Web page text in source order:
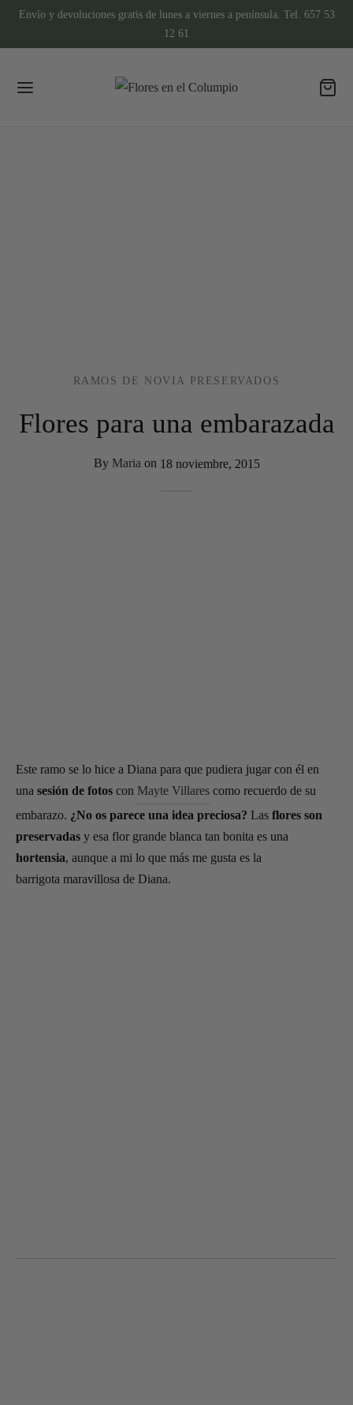
Envío y devoluciones gratis de lunes a viernes a península. Tel. 657 53
12 61
RAMOS DE NOVIA PRESERVADOS
Flores para una embarazada
By Maria on 18 noviembre, 2015
Este ramo se lo hice a Diana para que pudiera jugar con él en
una sesión de fotos con Mayte Villares como recuerdo de su
embarazo. ¿No os parece una idea preciosa? Las flores son
preservadas y esa flor grande blanca tan bonita es una
hortensia, aunque a mi lo que más me gusta es la
barrigota maravillosa de Diana.